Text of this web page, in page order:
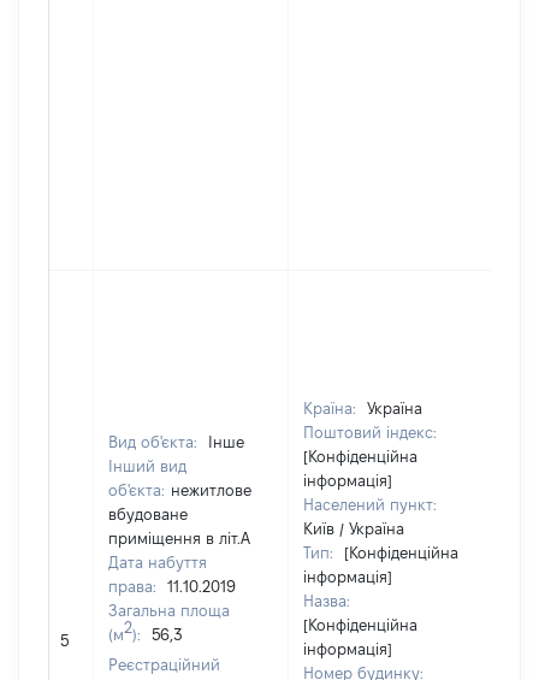
5
Вид об'єкта:
Інше
Інший вид
об'єкта: нежитлове
вбудоване
приміщення в літ.А
Дата набуття
права:
11.10.2019
Загальна площа
(м2):
56,3
Реєстраційний
Країна:
Україна
Поштовий індекс:
[Конфіденційна
інформація]
Населений пункт:
Київ / Україна
Тип:
[Конфіденційна
інформація]
Назва:
[Конфіденційна
інформація]
Номер будинку: